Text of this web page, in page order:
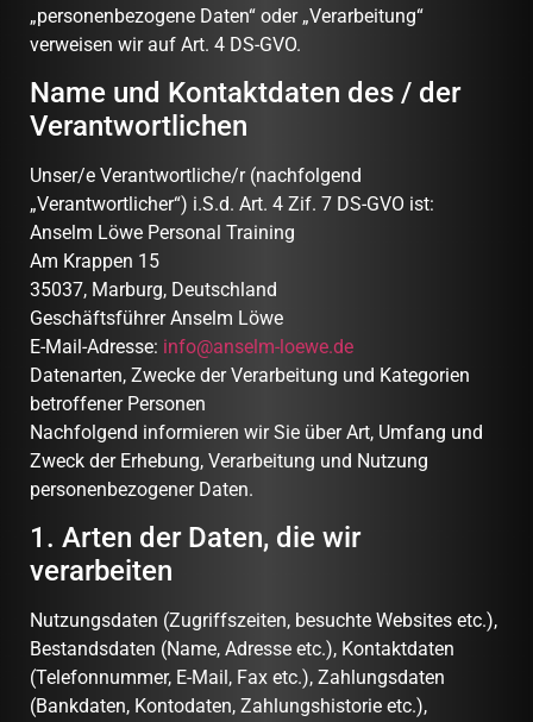
„personenbezogene Daten“ oder „Verarbeitung“
verweisen wir auf Art. 4 DS-GVO.
Name und Kontaktdaten des / der
Verantwortlichen
Unser/e Verantwortliche/r (nachfolgend
„Verantwortlicher“) i.S.d. Art. 4 Zif. 7 DS-GVO ist:
Anselm Löwe Personal Training
Am Krappen 15
35037, Marburg, Deutschland
Geschäftsführer Anselm Löwe
E-Mail-Adresse: info@anselm-loewe.de
Datenarten, Zwecke der Verarbeitung und Kategorien
betroffener Personen
Nachfolgend informieren wir Sie über Art, Umfang und
Zweck der Erhebung, Verarbeitung und Nutzung
personenbezogener Daten.
1. Arten der Daten, die wir
verarbeiten
Nutzungsdaten (Zugriffszeiten, besuchte Websites etc.),
Bestandsdaten (Name, Adresse etc.), Kontaktdaten
(Telefonnummer, E-Mail, Fax etc.), Zahlungsdaten
(Bankdaten, Kontodaten, Zahlungshistorie etc.),